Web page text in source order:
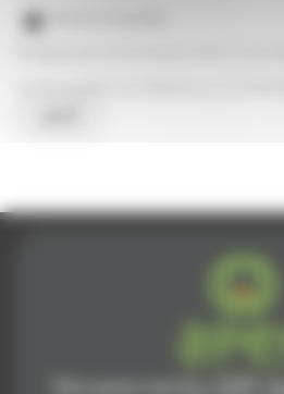
Plus qu'un service, APEF